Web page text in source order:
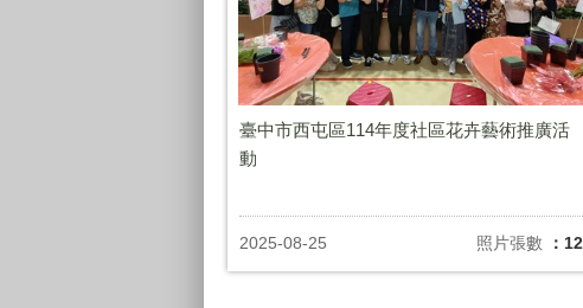
臺中市西屯區114年度社區花卉藝術推廣活
動
2025-08-25 照片張數 ：12